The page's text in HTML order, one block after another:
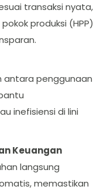
transaksi nyata,
produksi (HPP)
antara penggunaan
inefisiensi di lini
Keuangan
langsung
memastikan